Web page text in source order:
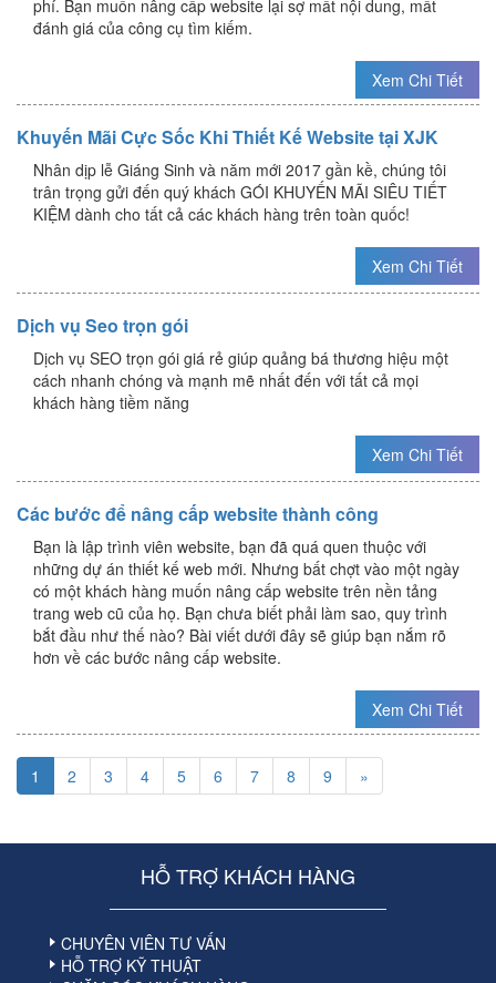
phí. Bạn muốn nâng cấp website lại sợ mất nội dung, mất
đánh giá của công cụ tìm kiếm.
Xem Chi Tiết
Khuyến Mãi Cực Sốc Khi Thiết Kế Website tại XJK
Nhân dịp lễ Giáng Sinh và năm mới 2017 gần kề, chúng tôi
trân trọng gửi đến quý khách GÓI KHUYẾN MÃI SIÊU TIẾT
KIỆM dành cho tất cả các khách hàng trên toàn quốc!
Xem Chi Tiết
Dịch vụ Seo trọn gói
Dịch vụ SEO trọn gói giá rẻ giúp quảng bá thương hiệu một
cách nhanh chóng và mạnh mẽ nhất đến với tất cả mọi
khách hàng tiềm năng
Xem Chi Tiết
Các bước để nâng cấp website thành công
Bạn là lập trình viên website, bạn đã quá quen thuộc với
những dự án thiết kế web mới. Nhưng bất chợt vào một ngày
có một khách hàng muốn nâng cấp website trên nền tảng
trang web cũ của họ. Bạn chưa biết phải làm sao, quy trình
bắt đầu như thế nào? Bài viết dưới đây sẽ giúp bạn nắm rõ
hơn về các bước nâng cấp website.
Xem Chi Tiết
1 2 3 4 5 6 7 8 9 »
HỖ TRỢ KHÁCH HÀNG
CHUYÊN VIÊN TƯ VẤN
HỖ TRỢ KỸ THUẬT